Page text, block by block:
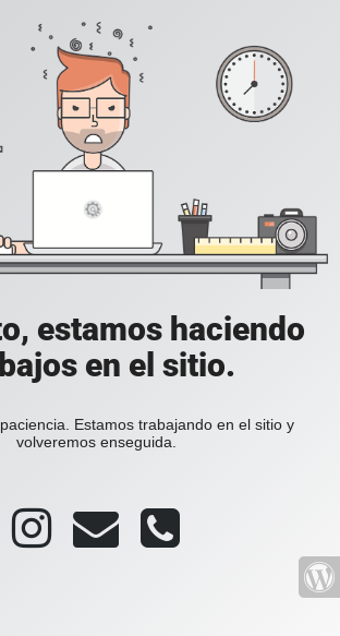
estamos haciendo
en el sitio.
Estamos trabajando en el sitio y
volveremos enseguida.